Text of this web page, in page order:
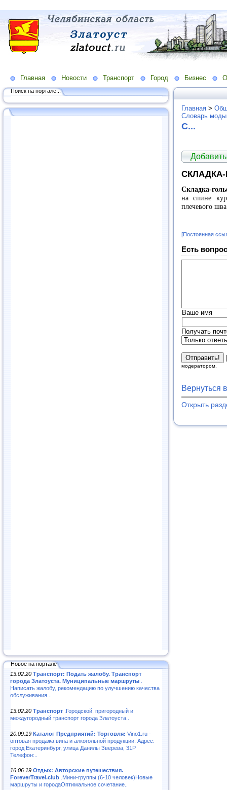
Главная Новости Транспорт Город Бизнес
Поиск на портале...
Новое на портале
13.02.20 Транспорт: Подать жалобу. Транспорт
города Златоуста. Муниципальные маршруты
Написать жалобу, рекомендацию по улучшению качества
обслуживания ..
13.02.20 Транспорт .Городской, пригородный и
междугородный транспорт города Златоуста..
20.09.19 Каталог Предприятий: Торговля: Vino1.ru -
оптовая продажа вина и алкогольной продукции. Адрес:
город Екатеринбург, улица Данилы Зверева, 31Р
Телефон:..
16.06.19 Отдых: Авторские путешествия.
ForeverTravel.club .Мини-группы (6-10 человек)Новые
маршруты и городаОптимальное сочетание..
Главная >
Словарь
С...
Складка-
на спине
плечевого
[Постоянная
Есть
Ваше имя
Получать
модератором.
Вернуться
Открыть